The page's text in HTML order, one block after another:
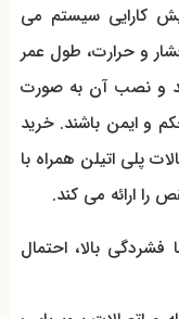
کارایی سیستم می
و حرارت، طول عمر
و نصب آن به صورت
و ایمن باشند. خرید
پلی اتیلن همراه با
ارائه می کند.
بالا، احتمال